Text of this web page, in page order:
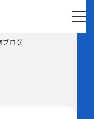
ブログ